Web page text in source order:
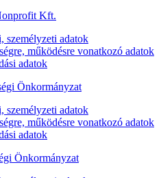
Kft.
személyzeti adatok
működésre vonatkozó adatok
adatok
Önkormányzat
személyzeti adatok
működésre vonatkozó adatok
adatok
Önkormányzat